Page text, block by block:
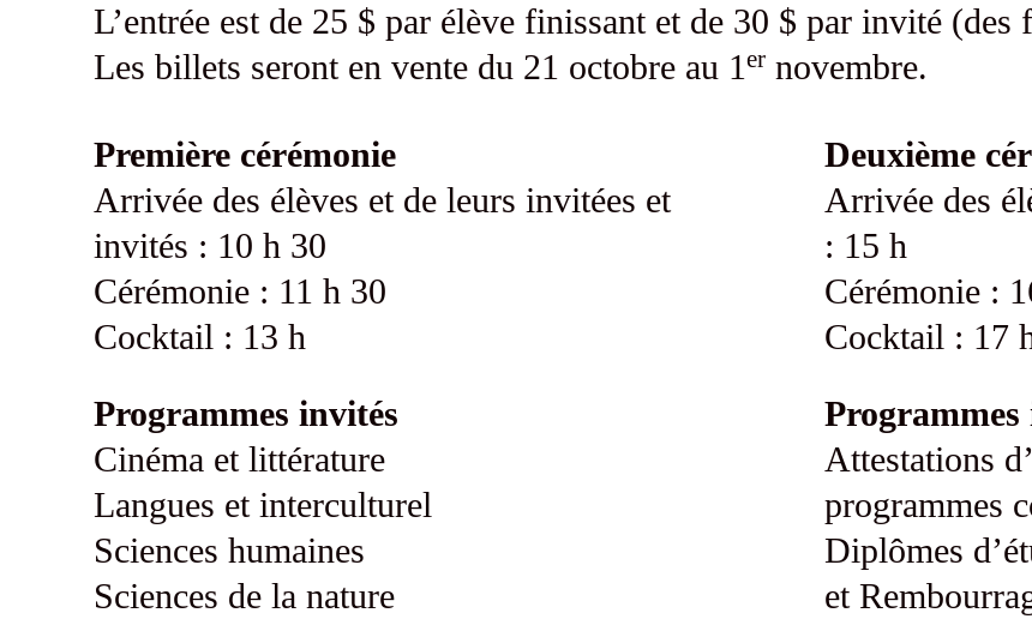
L’entrée est de 25 $ par élève finissant et de 30 $ par invité
Les billets seront en vente du 21 octobre au 1 ernovembre.
Première cérémonie
Arrivée des élèves et de leurs invitées et
invités : 10 h 30
Cérémonie : 11 h 30
Cocktail : 13 h
Programmes invités
Cinéma et littérature
Langues et interculturel
Sciences humaines
Sciences de la nature
Deuxième
Arrivée des
: 15 h
Cérémonie :
Cocktail : 17
Programmes
Attestations
programmes
Diplômes
et